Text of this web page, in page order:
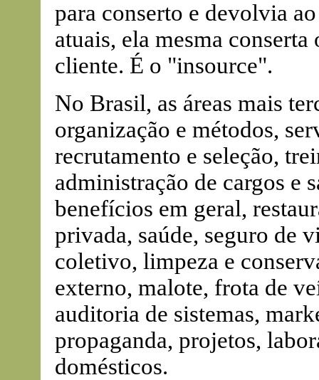
para conserto e devolvia
atuais, ela mesma
cliente. É o "insource".
No Brasil, as áreas mais
organização e métodos,
recrutamento e seleção,
administração de cargos e
benefícios em geral,
privada, saúde, seguro de
coletivo, limpeza e
externo, malote, frota de
auditoria de sistemas,
propaganda, projetos,
domésticos.